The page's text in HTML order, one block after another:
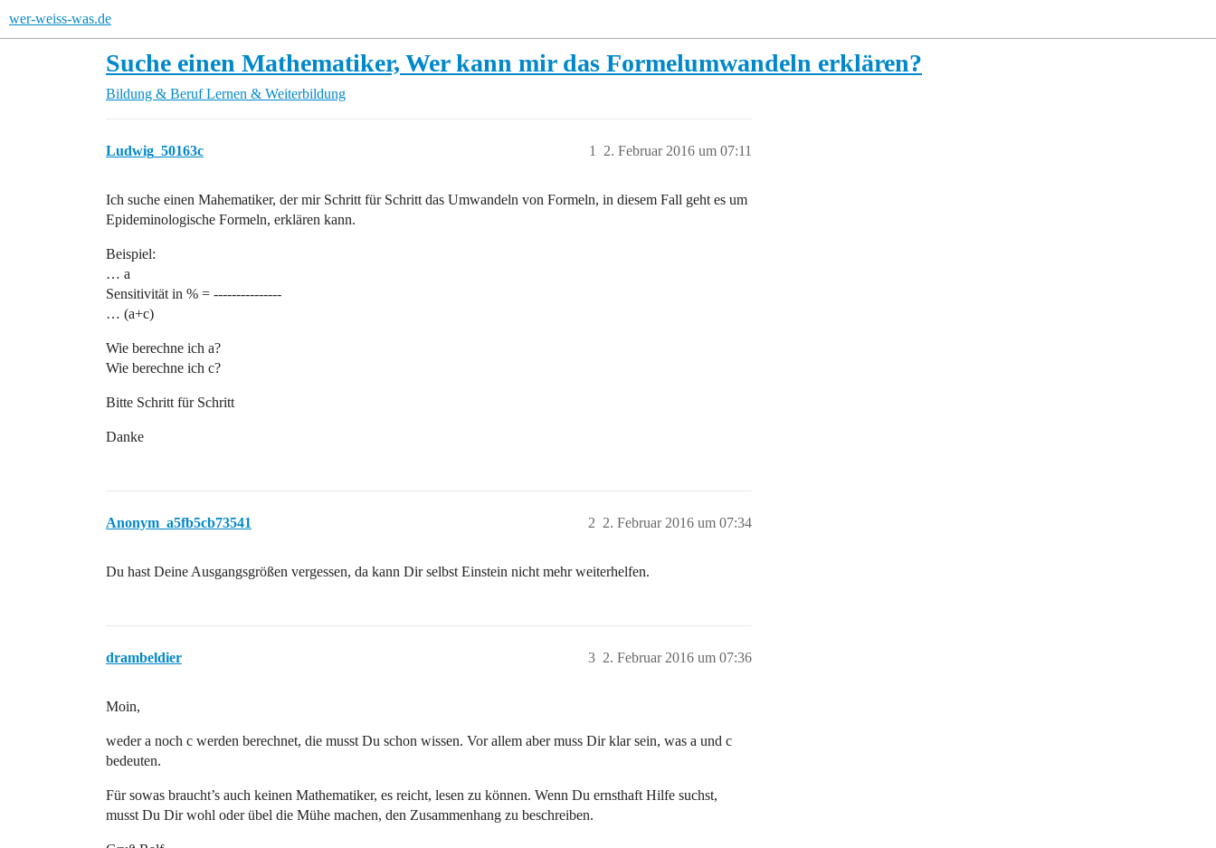
wer-weiss-was.de
Suche einen Mathematiker, Wer kann mir das Formelumwandeln erklären?
Bildung & Beruf Lernen & Weiterbildung
Ludwig_50163c 2. Februar 2016 um 07:11
1
Ich suche einen Mahematiker, der mir Schritt für Schritt das Umwandeln von Formeln, in diesem Fall geht es um
Epideminologische Formeln, erklären kann.
Beispiel:
… a
Sensitivität in % = ---------------
… (a+c)
Wie berechne ich a?
Wie berechne ich c?
Bitte Schritt für Schritt
Danke
Anonym_a5fb5cb73541 2. Februar 2016 um 07:34
2
Du hast Deine Ausgangsgrößen vergessen, da kann Dir selbst Einstein nicht mehr weiterhelfen.
drambeldier 2. Februar 2016 um 07:36
3
Moin,
weder a noch c werden berechnet, die musst Du schon wissen. Vor allem aber muss Dir klar sein, was a und c
bedeuten.
Für sowas braucht’s auch keinen Mathematiker, es reicht, lesen zu können. Wenn Du ernsthaft Hilfe suchst,
musst Du Dir wohl oder übel die Mühe machen, den Zusammenhang zu beschreiben.